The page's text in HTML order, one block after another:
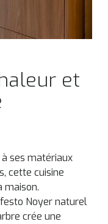
et
ses matériaux
cette cuisine
maison.
Noyer naturel
crée une